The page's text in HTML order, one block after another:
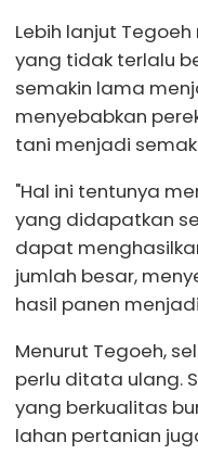
Lebih lanjut
yang tidak terlalu
semakin lama
menyebabkan
tani menjadi
"Hal ini tentunya
yang didapatkan
dapat
jumlah besar,
hasil panen
Menurut Tegoeh,
perlu ditata ulang.
yang berkualitas
lahan pertanian